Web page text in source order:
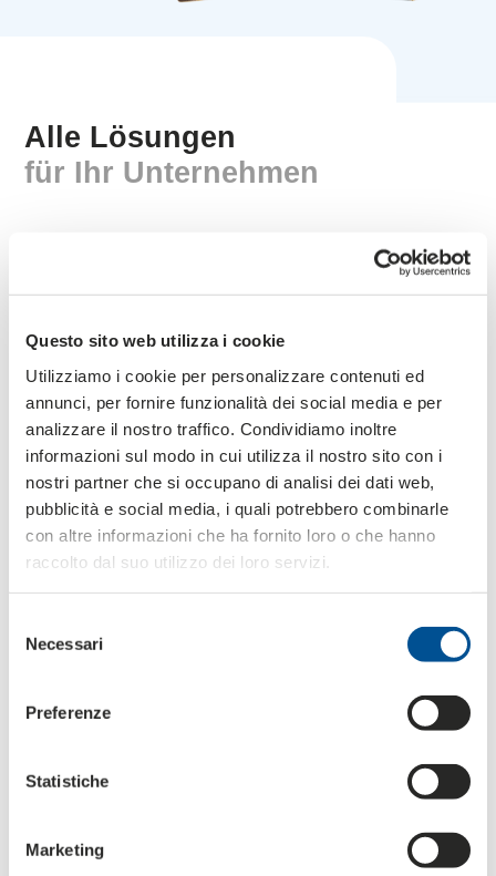
Questo sito web utilizza i cookie
Utilizziamo i cookie per personalizzare contenuti ed
annunci, per fornire funzionalità dei social media e per
analizzare il nostro traffico. Condividiamo inoltre
informazioni sul modo in cui utilizza il nostro sito con i
nostri partner che si occupano di analisi dei dati web,
pubblicità e social media, i quali potrebbero combinarle
con altre informazioni che ha fornito loro o che hanno
raccolto dal suo utilizzo dei loro servizi.
delNecessari
Preferenze
Statistiche
Marketing
Alle Lösungen
für Ihr Unternehmen
Kartonagen für den Versand an Endverbraucher,
Klebstoff zum schnellen Verschließen
für das Rückgabemanagement.
undAußendruckin bis zu 4 Farben sowohl mit Flexo-
als auch mit Offset-Technologie.